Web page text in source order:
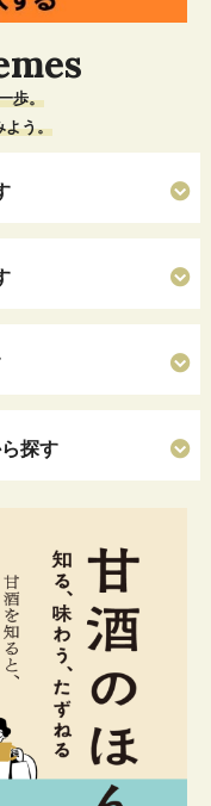
歩。
よう。
探す